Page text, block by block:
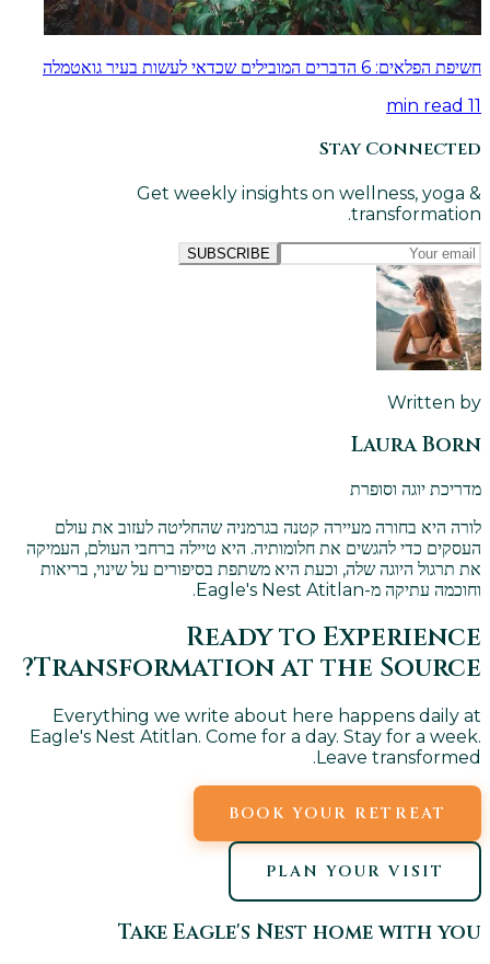
חשיפת הפלאים: 6 הדברים המובילים שכדאי לעשות בעיר גואטמלה
11
Stay Connected
Get weekly insights on wellness, yoga &
transformation.
SUBSCRIBE
Written by
Laura Born
מדריכת יוגה וסופרת
לורה היא בחורה מעיירה קטנה בגרמניה שהחליטה לעזוב את עולם
העסקים כדי להגשים את חלומותיה. היא טיילה ברחבי העולם, העמיקה
את תרגול היוגה שלה, וכעת היא משתפת בסיפורים על שינוי, בריאות
וחוכמה עתיקה מ-Eagle's Nest Atitlan.
Ready to Experience
Transformation at the Source?
Everything we write about here happens daily at
Eagle's Nest Atitlan. Come for a day. Stay for a week.
Leave transformed.
BOOK YOUR RETREAT
PLAN YOUR VISIT
Take Eagle's Nest home with you